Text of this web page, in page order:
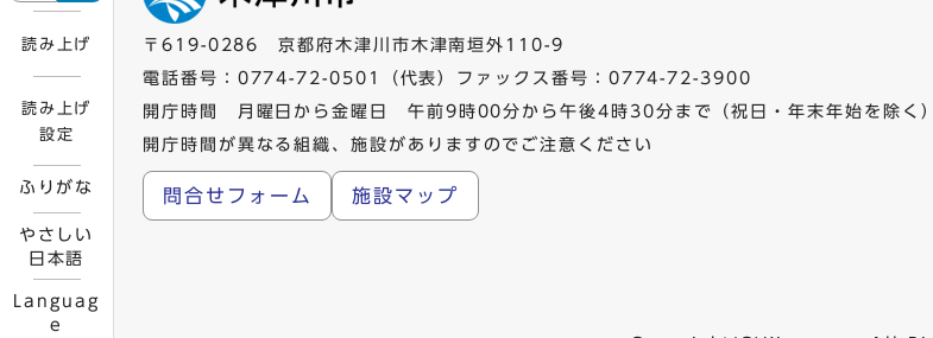
読み上げ
読み上げ
設定
ふりがな
やさしい
日本語
Languag
e
〒619-0286 京都府木津川市木津南垣外110-9
電話番号： 0774-72-0501
（代表）ファックス番号：0774-72-3900
開庁時間 月曜日から金曜日 午前9時00分から午後4時30分まで（祝日・年末年始を除く）
開庁時間が異なる組織、施設がありますのでご注意ください
問合せフォーム 施設マップ